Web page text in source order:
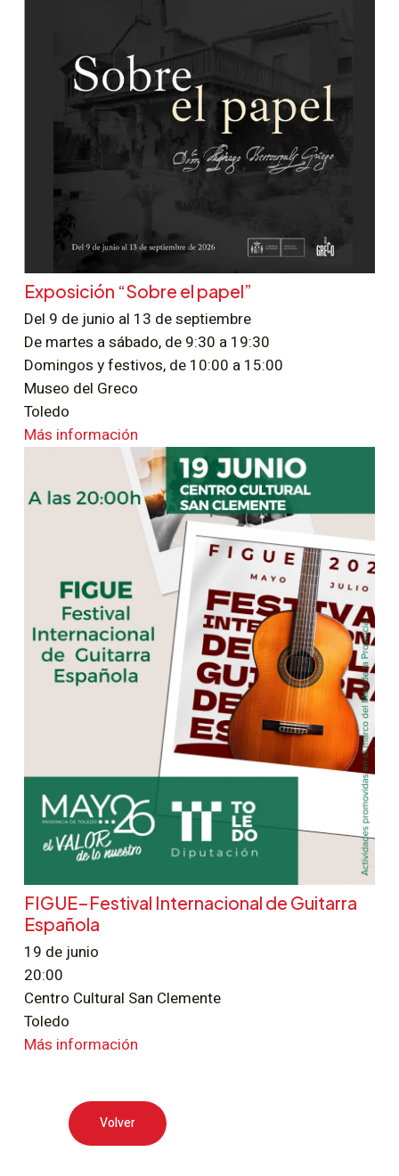
Exposición “Sobre el papel”
Del 9 de junio al 13 de septiembre
De martes a sábado, de 9:30 a 19:30
Domingos y festivos, de 10:00 a 15:00
Museo del Greco
Toledo
Más información
FIGUE–Festival Internacional de Guitarra
Española
19 de junio
20:00
Centro Cultural San Clemente
Toledo
Más información
Volver